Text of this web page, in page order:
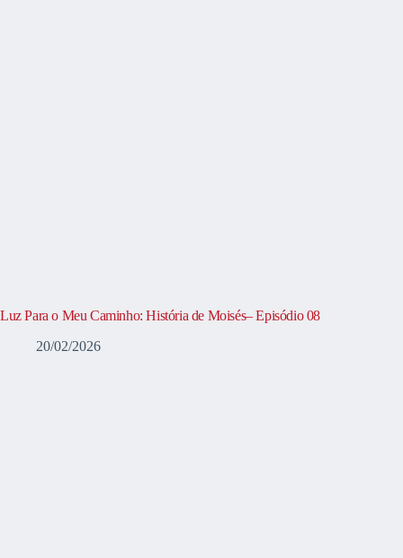
Luz Para o Meu Caminho: História de Moisés– Episódio 08
20/02/2026